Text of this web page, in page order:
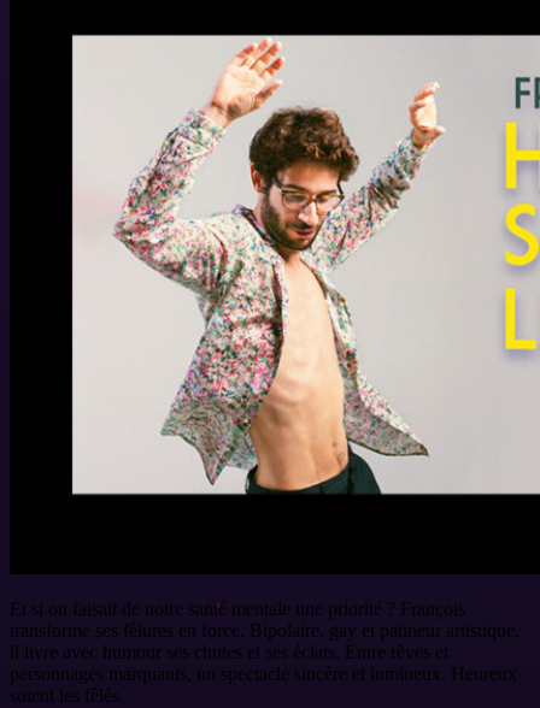
Et si on faisait de notre santé mentale une priorité ? François
transforme ses fêlures en force. Bipolaire, gay et patineur artistique,
il livre avec humour ses chutes et ses éclats. Entre rêves et
personnages marquants, un spectacle sincère et lumineux. Heureux
soient les fêlés.